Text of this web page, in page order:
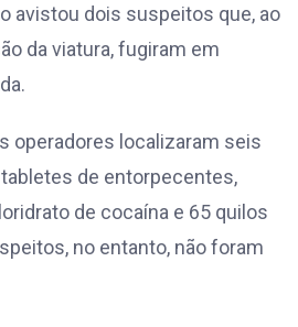
avistou dois suspeitos que, ao
da viatura, fugiram em
operadores localizaram seis
de entorpecentes,
de cocaína e 65 quilos
no entanto, não foram